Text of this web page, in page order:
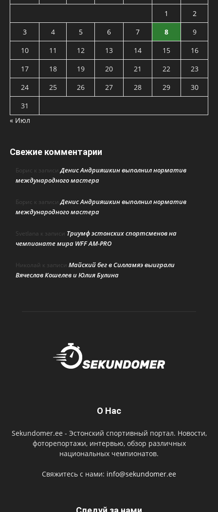
1
2
3
4 5 6 7 8
9
10
11 12 13 14 15
16
17
18 19 20 21 22
23
24
25 26 27 28 29
30
31
« Июл
Свежие комментарии
Борис к записиДенис Андрияшкин выполнил норматив
международного мастера
Борис к записиДенис Андрияшкин выполнил норматив
международного мастера
Svetlana к записи Триумф эстонских спортсменов на
чемпионате мира WFF AM-PRO
Николай к записи Майский бег в Силламяэ выиграли
Вячеслав Кошелев и Юлия Булина
О Нас
Sekundomer.ee - Эстонский спортивный портал. Новости,
фоторепортажи, интервью, обзор различных
национальных чемпионатов.
Свяжитесь с нами: info@sekundomer.ee